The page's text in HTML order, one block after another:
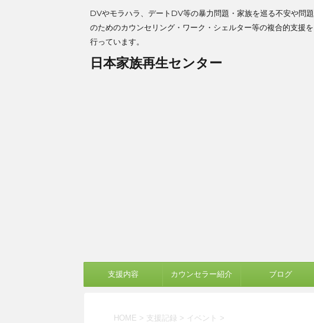
DVやモラハラ、デートDV等の暴力問題・家族を巡る不安や問題
のためのカウンセリング・ワーク・シェルター等の複合的支援を
行っています。
日本家族再生センター
支援内容 カウンセラー紹介 ブログ
HOME > 支援記録 > イベント >